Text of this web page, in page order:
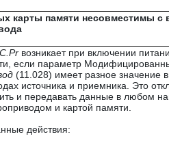
карты памяти несовместимы с
C Pr возникает при включении
если параметр
(11.028) имеет разное значение в
источника и приемника. Это
и передавать данные в любом
и картой памяти.
действия: